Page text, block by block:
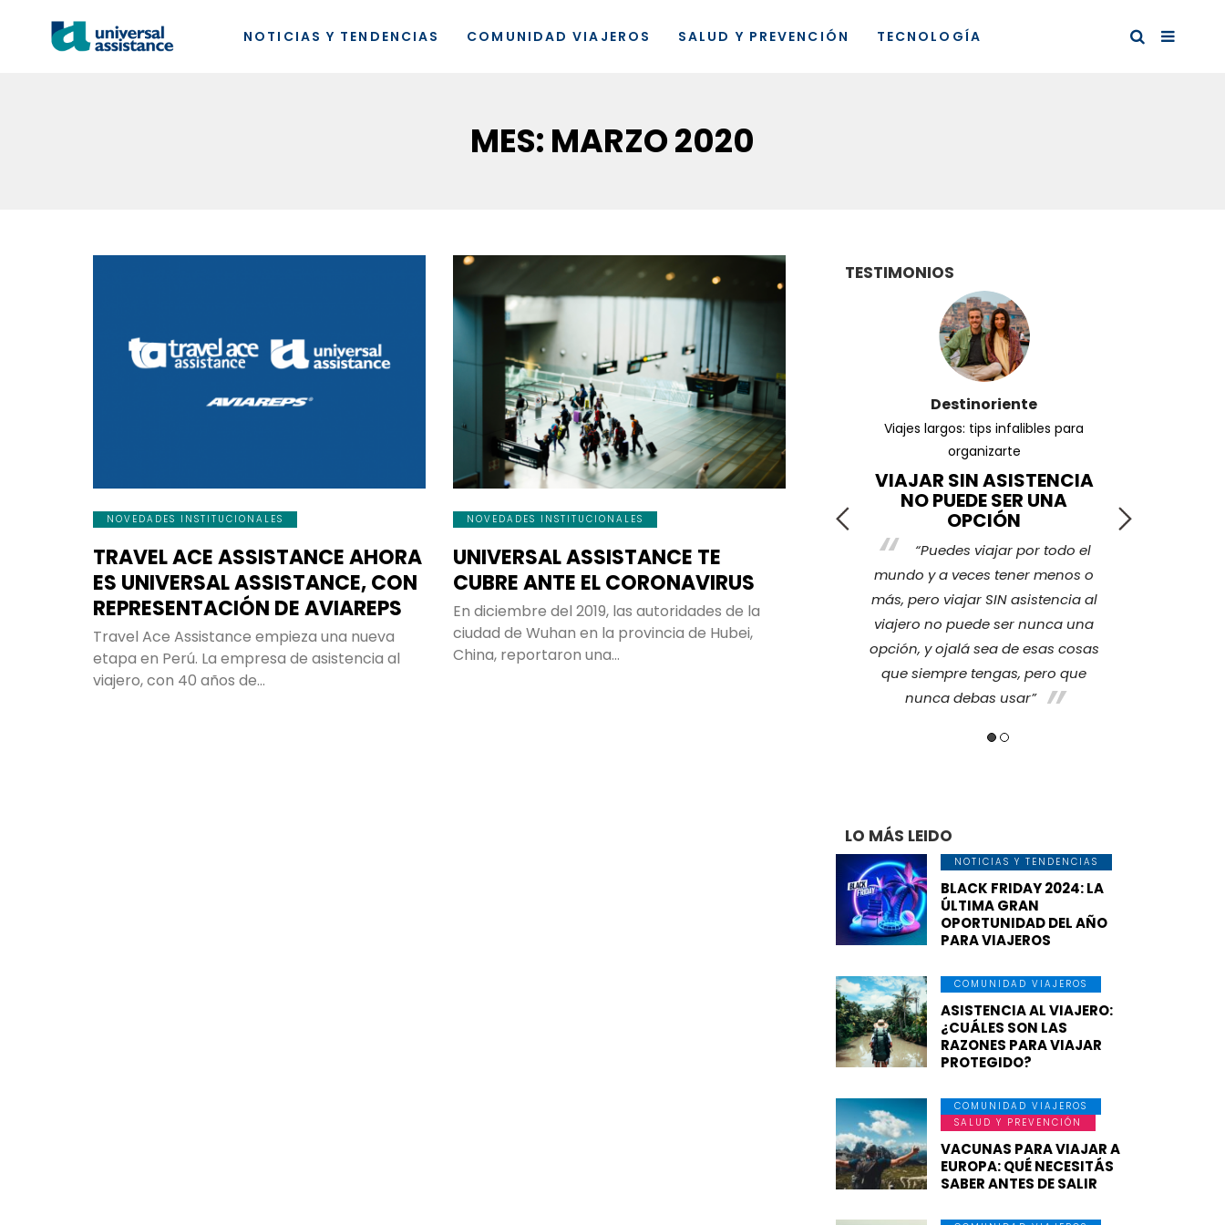
NOTICIAS Y TENDENCIAS COMUNIDAD VIAJEROS SALUD Y PREVENCIÓN TECNOLOGÍA
MES: MARZO 2020
NOVEDADES INSTITUCIONALES
TRAVEL ACE ASSISTANCE AHORA
ES UNIVERSAL ASSISTANCE, CON
REPRESENTACIÓN DE AVIAREPS
Travel Ace Assistance empieza una nueva
etapa en Perú. La empresa de asistencia al
viajero, con 40 años de…
NOVEDADES INSTITUCIONALES
UNIVERSAL ASSISTANCE TE
CUBRE ANTE EL CORONAVIRUS
En diciembre del 2019, las autoridades de la
ciudad de Wuhan en la provincia de Hubei,
China, reportaron una…
TESTIMONIOS
Viajeros360
¿Cuáles son las razones para viajar
protegido?
¡TRANQUILIDAD!
La verdad es que sí, estar
imprevisto es algo que nos hace
sentir tranquilos. Y no solo a
nosotros nos da tranquilidad, sino
también a nuestras familias y
quienes se quedan en casa.
Destinoriente
Viajes largos: tips infalibles para
organizarte
VIAJAR SIN ASISTENCIA
NO PUEDE SER UNA
OPCIÓN
“Puedes viajar por todo el
mundo y a veces tener menos o
más, pero viajar SIN asistencia al
viajero no puede ser nunca una
opción, y ojalá sea de esas cosas
que siempre tengas, pero que
nunca debas usar”
LO MÁS LEIDO
NOTICIAS Y TENDENCIAS
BLACK FRIDAY 2024: LA
ÚLTIMA GRAN
OPORTUNIDAD DEL AÑO
PARA VIAJEROS
COMUNIDAD VIAJEROS
ASISTENCIA AL VIAJERO:
¿CUÁLES SON LAS
RAZONES PARA VIAJAR
PROTEGIDO?
COMUNIDAD VIAJEROS
SALUD Y PREVENCIÓN
VACUNAS PARA VIAJAR A
EUROPA: QUÉ NECESITÁS
SABER ANTES DE SALIR